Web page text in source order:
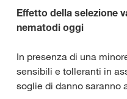
Effetto della selezione
nematodi oggi
In presenza di una
sensibili e tolleranti in
soglie di danno saranno